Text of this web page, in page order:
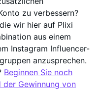
zu verbessern?
wir hier auf Plixi
aus einem
Instagram Influencer-
anzusprechen.
Beginnen Sie noch
der Gewinnung von